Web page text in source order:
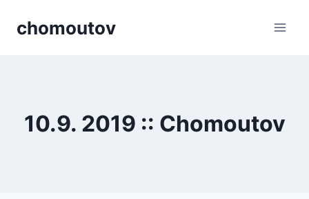
chomoutov
10.9. 2019 :: Chomoutov